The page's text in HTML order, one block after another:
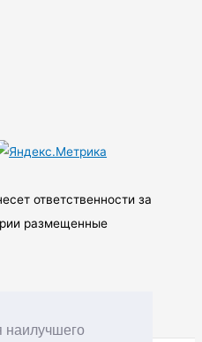
наилучшего
ответственности за
размещенные